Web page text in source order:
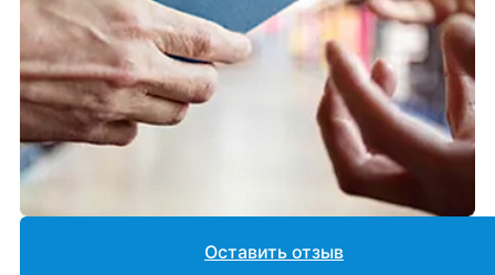
Оставить отзыв